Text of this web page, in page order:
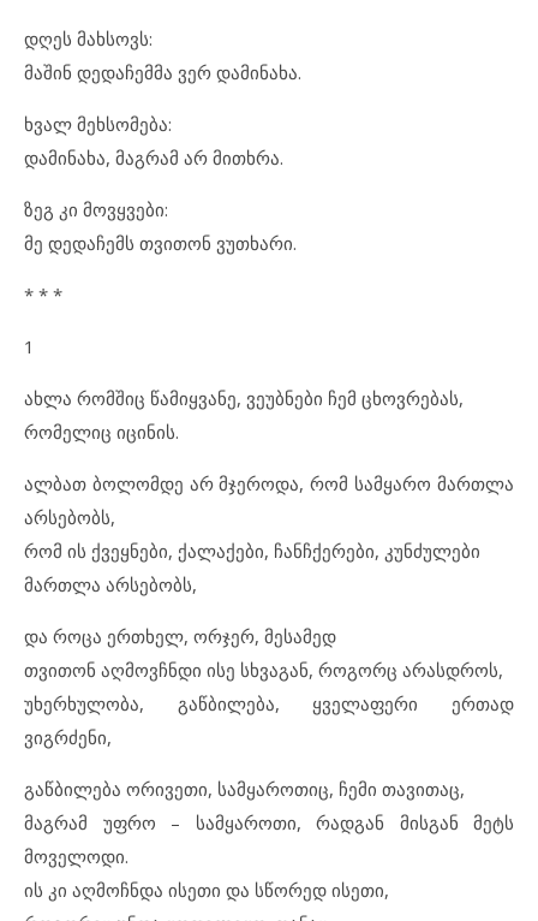
დღეს მახსოვს:
მაშინ დედაჩემმა ვერ დამინახა.
ხვალ მეხსომება:
დამინახა, მაგრამ არ მითხრა.
ზეგ კი მოვყვები:
მე დედაჩემს თვითონ ვუთხარი.
* * *
1
ახლა რომშიც წამიყვანე, ვეუბნები ჩემ ცხოვრებას,
რომელიც იცინის.
ალბათ ბოლომდე არ მჯეროდა, რომ სამყარო მართლა
არსებობს,
რომ ის ქვეყნები, ქალაქები, ჩანჩქერები, კუნძულები
მართლა არსებობს,
და როცა ერთხელ, ორჯერ, მესამედ
თვითონ აღმოვჩნდი ისე სხვაგან, როგორც არასდროს,
უხერხულობა, გაწბილება, ყველაფერი ერთად
ვიგრძენი,
გაწბილება ორივეთი, სამყაროთიც, ჩემი თავითაც,
მაგრამ უფრო – სამყაროთი, რადგან მისგან მეტს
მოველოდი.
ის კი აღმოჩნდა ისეთი და სწორედ ისეთი,